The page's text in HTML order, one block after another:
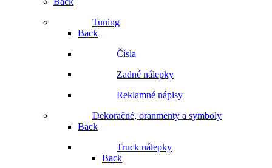
Tuning
Back
Čísla
Zadné nálepky
Reklamné nápisy
Dekoračné, oranmenty a symboly
Back
Truck nálepky
Back